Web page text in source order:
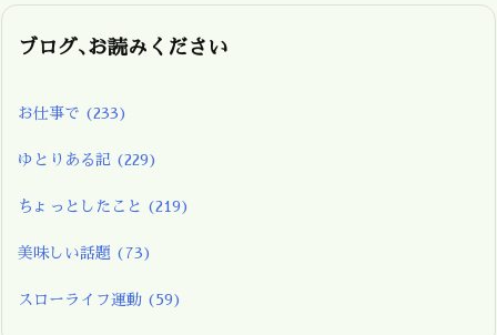
ブログ､お読みください
お仕事で (233)
ゆとりある記 (229)
ちょっとしたこと (219)
美味しい話題 (73)
スローライフ運動 (59)